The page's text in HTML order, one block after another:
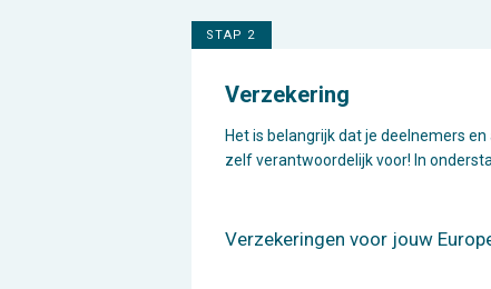
STAP 2
Verzekering
Het is belangrijk dat je deelnemers
zelf verantwoordelijk voor! In
Verzekeringen voor jouw